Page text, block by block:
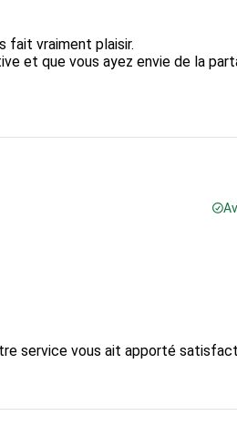
fait vraiment plaisir.
et que vous ayez envie de la
service vous ait apporté